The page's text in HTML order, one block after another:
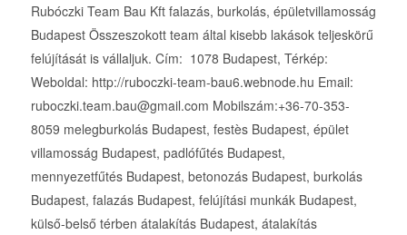
Rubóczki Team Bau Kft falazás, burkolás, épületvillamosság
Budapest Összeszokott team által kisebb lakások teljeskörű
felújítását is vállaljuk. Cím: 1078 Budapest, Térkép:
Weboldal: http://ruboczki-team-bau6.webnode.hu Email:
ruboczki.team.bau@gmail.com Mobilszám:+36-70-353-
8059 melegburkolás Budapest, festès Budapest, épület
villamosság Budapest, padlófűtés Budapest,
mennyezetfűtés Budapest, betonozás Budapest, burkolás
Budapest, falazás Budapest, felújítási munkák Budapest,
külső-belső térben átalakítás Budapest, átalakítás